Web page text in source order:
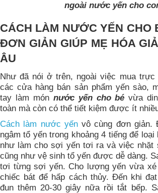
ngoài nước yến cho
CÁCH LÀM NƯỚC YẾN CHO
ĐƠN GIẢN GIÚP MẸ HÓA
ÂU
Như đã nói ở trên, ngoài việc mua
các cửa hàng bán sản phẩm yến sào,
tay làm món nước yến cho bé vừa
toàn mà còn có thể tiết kiệm được ít
Cách làm nước yếnvô cùng đơn giản.
ngâm tổ yến trong khoảng 4 tiếng để
như làm cho sợi yến tơi ra và việc nhặt
cũng như vệ sinh tổ yến được dễ dàng.
tơi từng sợi yến. Cho lượng yến vừa xé
chiếc bát để hấp cách thủy. Đến khi
đun thêm 20-30 giây nữa rồi tắt bếp.